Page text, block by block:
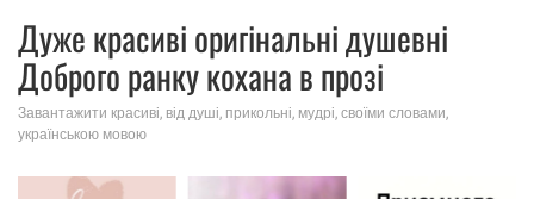
Дуже красиві оригінальні душевні
Доброго ранку кохана в прозі
Завантажити красиві, від душі, прикольні, мудрі, своїми словами,
українською мовою